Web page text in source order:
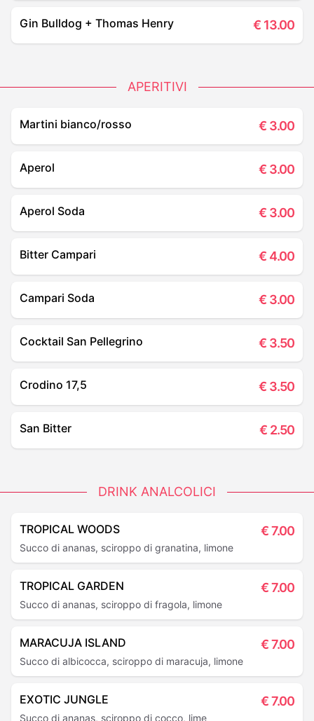
Gin Bulldog + Thomas Henry € 13.00
APERITIVI
Martini bianco/rosso € 3.00
Aperol € 3.00
Aperol Soda € 3.00
Bitter Campari € 4.00
Campari Soda € 3.00
Cocktail San Pellegrino € 3.50
Crodino 17,5 € 3.50
San Bitter € 2.50
DRINK ANALCOLICI
TROPICAL WOODS €7.00
Succo di ananas, sciroppo di granatina, limone
TROPICAL GARDEN €7.00
Succo di ananas, sciroppo di fragola, limone
MARACUJA ISLAND €7.00
Succo di albicocca, sciroppo di maracuja, limone
EXOTIC JUNGLE €7.00
Succo di ananas, sciroppo di cocco, lime